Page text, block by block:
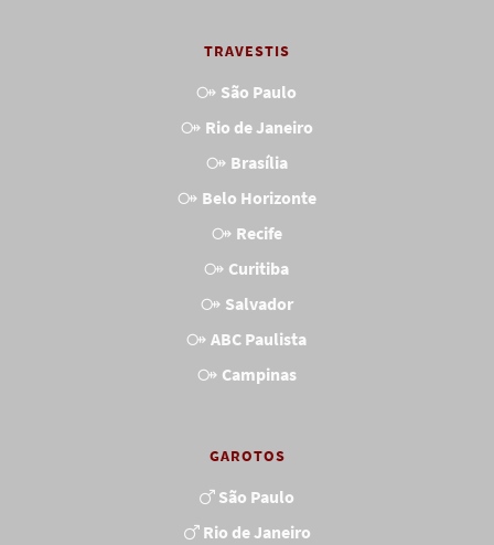
TRAVESTIS
São Paulo
Rio de Janeiro
Brasília
Belo Horizonte
Recife
Curitiba
Salvador
ABC Paulista
Campinas
GAROTOS
São Paulo
Rio de Janeiro